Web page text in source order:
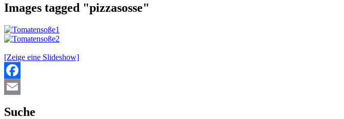
Images tagged "pizzasosse"
[Zeige eine Slideshow]
Facebook
Suche